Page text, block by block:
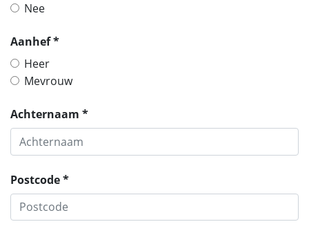
Nee
Aanhef *
Heer
Mevrouw
Achternaam *
Postcode *